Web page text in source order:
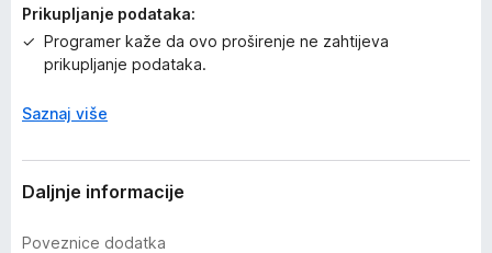
Prikupljanje podataka:
Programer kaže da ovo proširenje ne zahtijeva
prikupljanje podataka.
Saznaj više
Daljnje informacije
Poveznice dodatka